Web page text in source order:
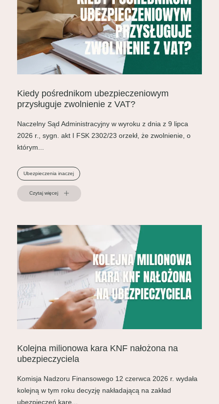
Kiedy pośrednikom ubezpieczeniowym
przysługuje zwolnienie z VAT?
Naczelny Sąd Administracyjny w wyroku z dnia z 9 lipca
2026 r., sygn. akt I FSK 2302/23 orzekł, że zwolnienie, o
którym...
Ubezpieczenia inaczej
Czytaj więcej
Kolejna milionowa kara KNF nałożona na
ubezpieczyciela
Komisja Nadzoru Finansowego 12 czerwca 2026 r. wydała
kolejną w tym roku decyzję nakładającą na zakład
ubezpieczeń karę...